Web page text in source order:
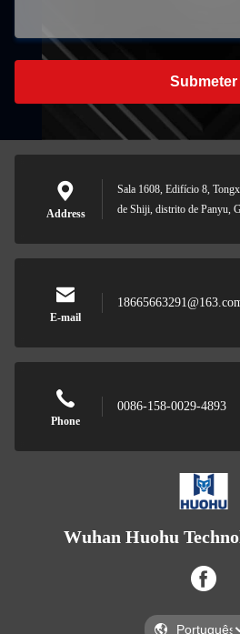
Submeter
Address
Sala 1608, Edifício 8,
de Shiji, distrito de Panyu,
E-mail
Phone
0086-158-0029-4893
Wuhan Huohu